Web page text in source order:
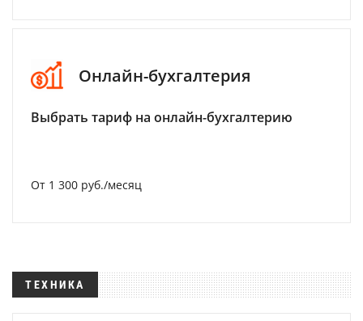
Онлайн-бухгалтерия
Выбрать тариф на онлайн-бухгалтерию
От 1 300 руб./месяц
ТЕХНИКА